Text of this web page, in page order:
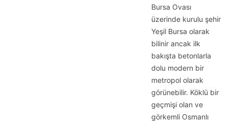
Bursa Ovası
üzerinde kurulu şehir
Yeşil Bursa olarak
bilinir ancak ilk
bakışta betonlarla
dolu modern bir
metropol olarak
görünebilir. Köklü bir
geçmişi olan ve
görkemli Osmanlı